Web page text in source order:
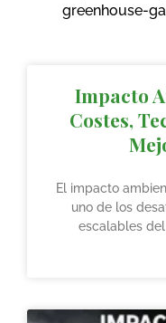
greenhouse-
Impacto
Costes,
El impacto
uno de los
escalables